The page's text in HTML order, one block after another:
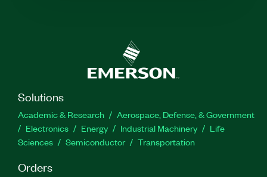
Solutions
Academic & Research
Aerospace, Defense, & Government
Electronics
Energy Industrial Machinery
Life
Sciences
Semiconductor Transportation
Orders